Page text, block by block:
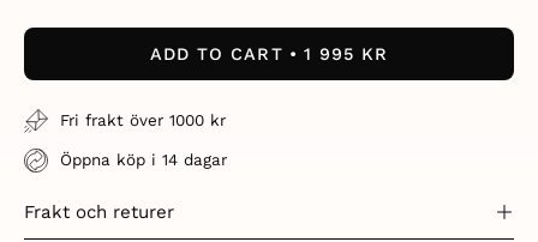
ADD TO CART 1 995 KR
Fri frakt över 1000 kr
Öppna köp i 14 dagar
Frakt och returer